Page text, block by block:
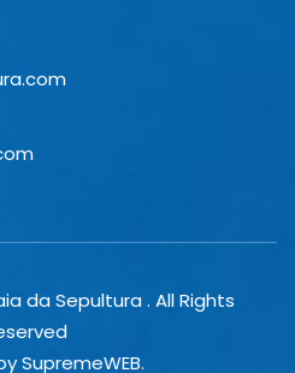
da Sepultura . All Rights
SupremeWEB.